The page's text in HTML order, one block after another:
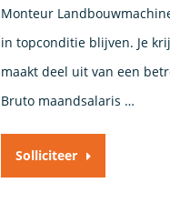
Monteur
in topconditie blijven. Je
maakt deel uit van een
Bruto maandsalaris …
Solliciteer